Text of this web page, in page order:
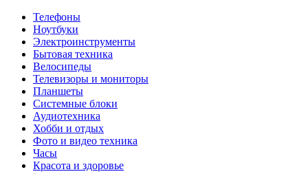
Телефоны
Ноутбуки
Электроинструменты
Бытовая техника
Велосипеды
Телевизоры и мониторы
Планшеты
Системные блоки
Аудиотехника
Хобби и отдых
Фото и видео техника
Часы
Красота и здоровье